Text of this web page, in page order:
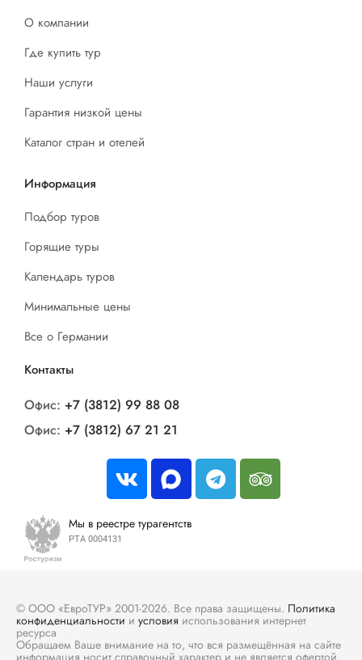
О компании
Где купить тур
Наши услуги
Гарантия низкой цены
Каталог стран и отелей
Информация
Подбор туров
Горящие туры
Календарь туров
Минимальные цены
Все о Германии
Контакты
Офис: +7 (3812) 99 88 08
Офис: +7 (3812) 67 21 21
Мы в реестре турагентств
РТА 0004131
© ООО «ЕвроТУР» 2001-2026. Все права защищены. Политика
конфиденциальности и условия использования интернет
ресурса
Обращаем Ваше внимание на то, что вся размещённая на сайте